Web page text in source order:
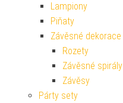
Lampiony
Piňaty
Závěsné dekorace
Rozety
Závěsné spirály
Závěsy
Párty sety